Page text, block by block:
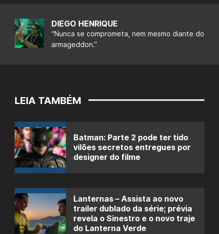
DIEGO HENRIQUE
“Nunca se comprometa, nem mesmo diante do
armageddon.”
LEIA TAMBÉM
Batman: Parte 2 pode ter tido
vilões secretos entregues por
designer do filme
Lanternas – Assista ao novo
trailer dublado da série; prévia
revela o Sinestro e o novo traje
do Lanterna Verde